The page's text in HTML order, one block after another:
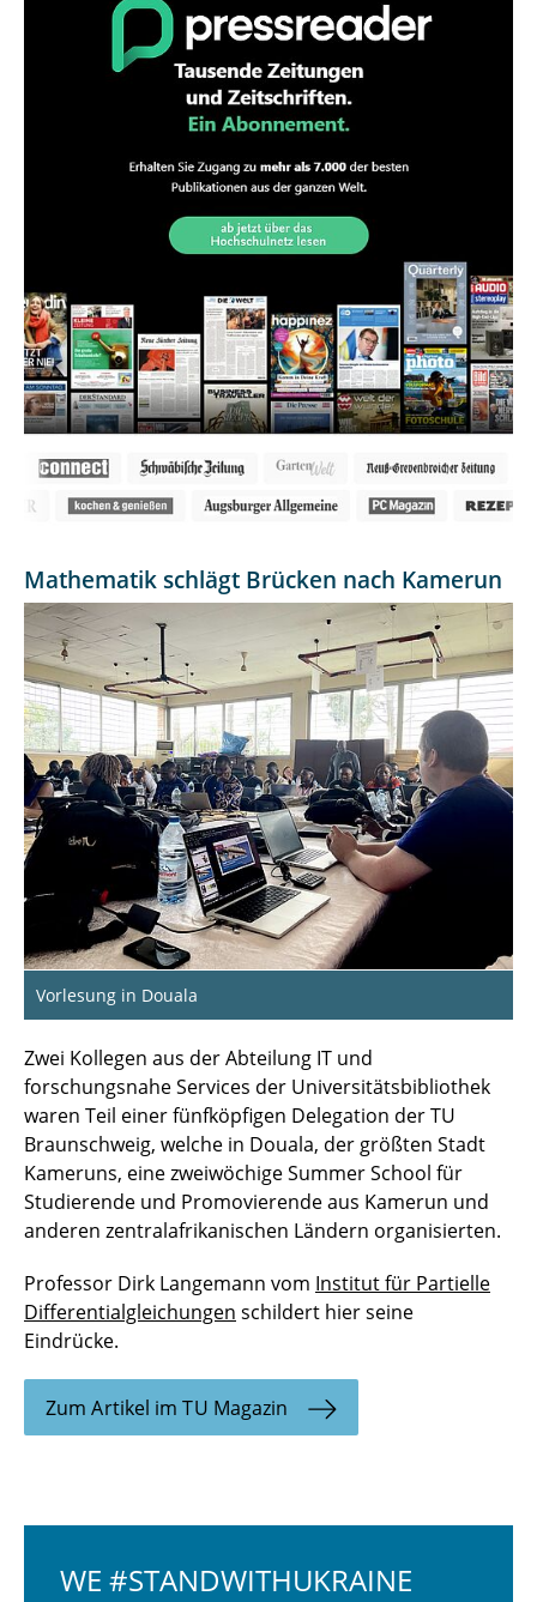
Mathematik schlägt Brücken nach Kamerun
Vorlesung in Douala
Zwei Kollegen aus der Abteilung IT und
forschungsnahe Services der Universitätsbibliothek
waren Teil einer fünfköpfigen Delegation der TU
Braunschweig, welche in Douala, der größten Stadt
Kameruns, eine zweiwöchige Summer School für
Studierende und Promovierende aus Kamerun und
anderen zentralafrikanischen Ländern organisierten.
Professor Dirk Langemann vom Institut für Partielle
Differentialgleichungen schildert hier seine
Eindrücke.
Zum Artikel im TU Magazin
WE #STANDWITHUKRAINE